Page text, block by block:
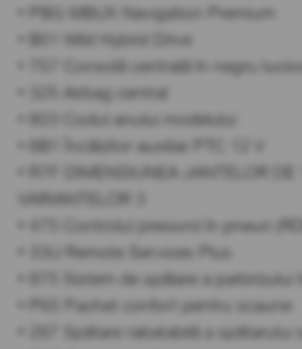
• PBG MBUX Navigation Premium
• B01 Mild Hybrid Drive
• 757 Consolă centrală în negru lucios
• 325 Airbag central
• 803 Codul anului modelului
• 8B1 Încălzitor auxiliar PTC 12 V
• R7F DIMENSIUNEA JANTELOR DE
VARIANTELOR 3
• 475 Controlul presiunii în pneuri
• 33U Remote Services Plus
• 875 Sistem de spălare a parbrizului
• P65 Pachet confort pentru scaune
• 287 Spătare rabatabilă a